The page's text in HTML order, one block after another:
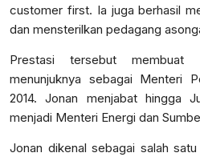
customer first. Ia juga berhasil
dan mensterilkan pedagang
Prestasi tersebut membuat
menunjuknya sebagai Menteri
2014. Jonan menjabat hingga
menjadi Menteri Energi dan
Jonan dikenal sebagai salah